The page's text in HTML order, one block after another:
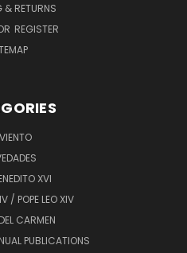
& RETURNS
REGISTER
XVI
/ POPE LEO XIV
CARMEN
PUBLICATIONS